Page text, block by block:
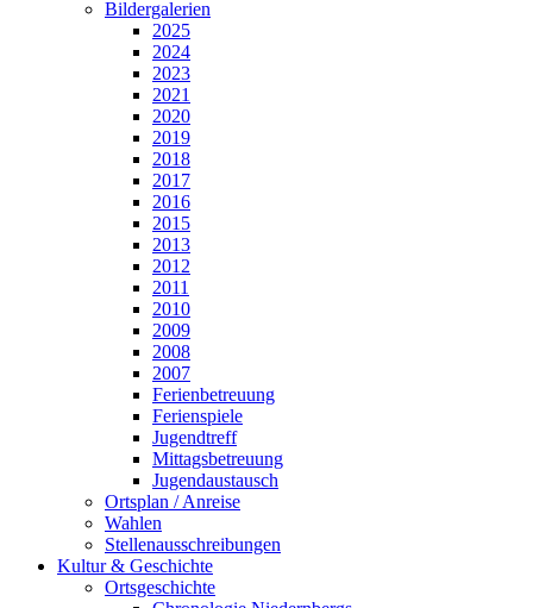
Bildergalerien
2025
2024
2023
2021
2020
2019
2018
2017
2016
2015
2013
2012
2011
2010
2009
2008
2007
Ferienbetreuung
Ferienspiele
Jugendtreff
Mittagsbetreuung
Jugendaustausch
Ortsplan / Anreise
Wahlen
Stellenausschreibungen
Kultur & Geschichte
Ortsgeschichte